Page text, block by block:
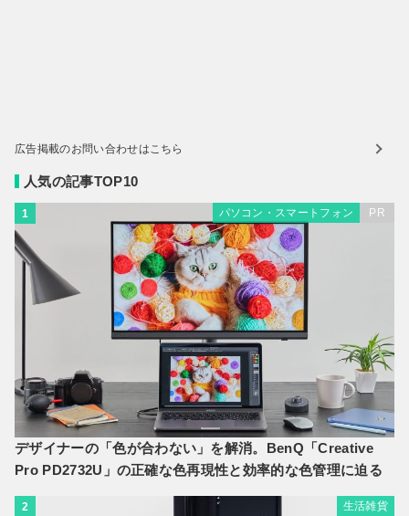
広告掲載のお問い合わせはこちら
人気の記事TOP10
1 パソコン・スマートフォン PR
デザイナーの「色が合わない」を解消。BenQ「Creative
Pro PD2732U」の正確な色再現性と効率的な色管理に迫る
2 生活雑貨